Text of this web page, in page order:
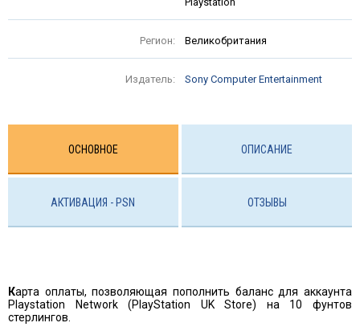
Регион: Великобритания
Издатель: Sony Computer Entertainment
ОСНОВНОЕ ОПИСАНИЕ
АКТИВАЦИЯ - PSN ОТЗЫВЫ
Карта оплаты, позволяющая пополнить баланс для аккаунта
Playstation Network (PlayStation UK Store) на 10 фунтов
стерлингов.